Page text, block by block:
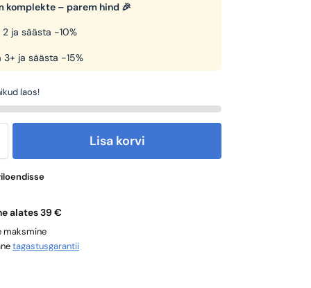
komplekte – parem hind 🎉
2 ja säästa -10%
3+ ja säästa -15%
laos!
Lisa korvi
alates 39 €
maksmine
tagastusgarantii